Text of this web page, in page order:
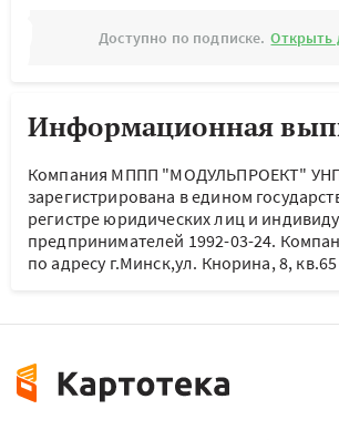
Доступно по подписке. Открыть
Информационная
Компания МППП "МОДУЛЬПРОЕКТ" УНП
зарегистрирована в едином
регистре юридических лиц и
предпринимателей 1992-03-24.
по адресу г.Минск,ул. Кнорина, 8, кв.65